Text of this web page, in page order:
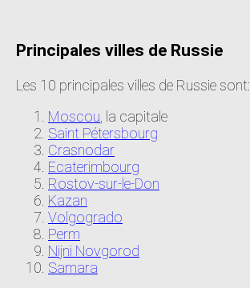
Principales villes de Russie
Les 10 principales villes de Russie sont:
Moscou , la capitale
Saint Pétersbourg
Crasnodar
Ecaterimbourg
Rostov-sur-le-Don
Kazan
Volgogrado
Perm
Nijni Novgorod
Samara